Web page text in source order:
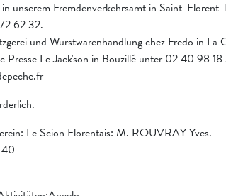
unserem Fremdenverkehrsamt in Saint-
62 32.
und Wurstwarenhandlung chez Fredo in
Presse Le Jack'son in Bouzillé unter 02 40 98
Le Scion Florentais: M. ROUVRAY Yves.